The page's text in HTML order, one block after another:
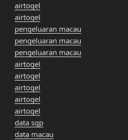
airtogel
airtogel
pengeluaran macau
pengeluaran macau
pengeluaran macau
airtogel
airtogel
airtogel
airtogel
airtogel
data sgp
data macau